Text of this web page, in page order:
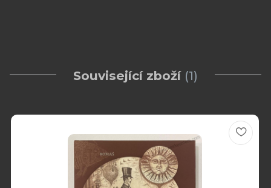
Související zboží 1